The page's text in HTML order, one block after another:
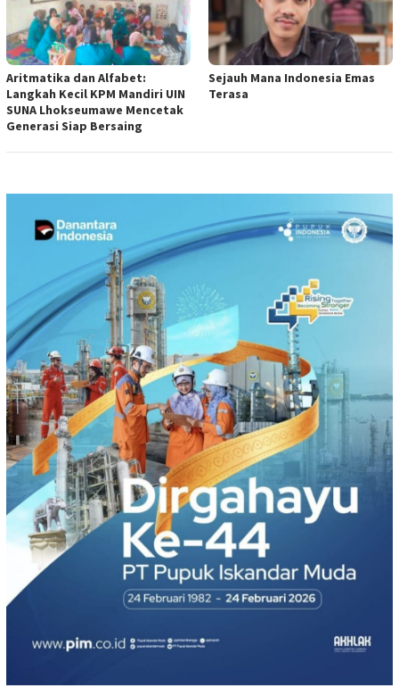
Aritmatika dan Alfabet:
Langkah Kecil KPM Mandiri UIN
SUNA Lhokseumawe Mencetak
Generasi Siap Bersaing
Sejauh Mana Indonesia Emas
Terasa